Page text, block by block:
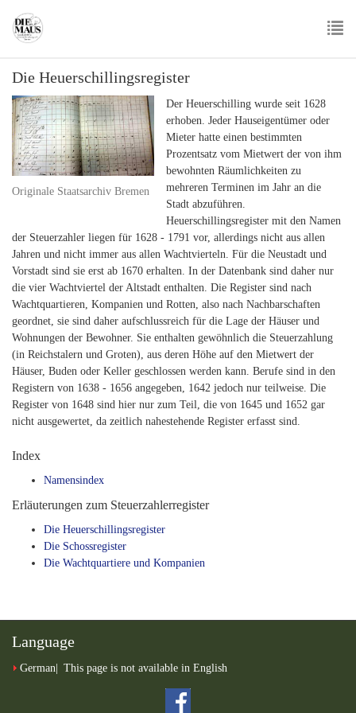
main
Die Heuerschillingsregister
Originale Staatsarchiv Bremen
Der Heuerschilling wurde seit 1628
erhoben. Jeder Hauseigentümer oder
Mieter hatte einen bestimmten
Prozentsatz vom Mietwert der von ihm
bewohnten Räumlichkeiten zu
mehreren Terminen im Jahr an die
Stadt abzuführen.
Heuerschillingsregister mit den Namen
der Steuerzahler liegen für 1628 - 1791 vor, allerdings nicht aus allen
Jahren und nicht immer aus allen Wachtvierteln. Für die Neustadt und
Vorstadt sind sie erst ab 1670 erhalten. In der Datenbank sind daher nur
die vier Wachtviertel der Altstadt enthalten. Die Register sind nach
Wachtquartieren, Kompanien und Rotten, also nach Nachbarschaften
geordnet, sie sind daher aufschlussreich für die Lage der Häuser und
Wohnungen der Bewohner. Sie enthalten gewöhnlich die Steuerzahlung
(in Reichstalern und Groten), aus deren Höhe auf den Mietwert der
Häuser, Buden oder Keller geschlossen werden kann. Berufe sind in den
Registern von 1638 - 1656 angegeben, 1642 jedoch nur teilweise. Die
Register von 1648 sind hier nur zum Teil, die von 1645 und 1652 gar
nicht ausgewertet, da zeitlich nahestehende Register erfasst sind.
Index
Namensindex
Erläuterungen zum Steuerzahlerregister
Die Heuerschillingsregister
Die Schossregister
Die Wachtquartiere und Kompanien
Language
German This page is not available in English